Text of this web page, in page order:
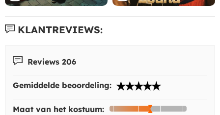
KLANTREVIEWS:
Reviews 206
Gemiddelde beoordeling:
Maat van het kostuum: